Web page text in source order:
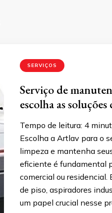
SERVIÇOS
Serviço de
escolha as
Tempo de leitura: 4
Escolha a Artlav para o
limpeza e mantenha
eficiente é fundamental
comercial ou residencial.
de piso, aspiradores
um papel crucial nesse